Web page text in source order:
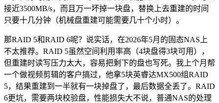
接近3500MB/s，而且万一坏掉一块盘，替换上去重建的时间
只要十几分钟（机械盘重建可能需要几十个小时）。
那RAID 5和RAID 6呢？说实话，在2026年5月的固态NAS上
不太推荐。RAID 5虽然空间利用率高（4块盘得3块可用），
但重建时读写压力太大，容易把剩下的盘也写死。我上个月帮
一个做视频剪辑的客户搞过，他拿5块英睿达MX500组RAID
5，结果重建到一半就有一块掉盘了，最后数据全丢了。RAID
6更坑，需要两块校验盘，性能损失大不说，普通NAS的处理